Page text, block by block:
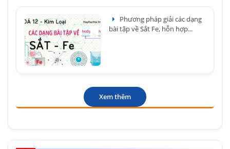
Phương pháp giải các dạng
bài tập về Sắt Fe, hỗn hợp...
Xem thêm